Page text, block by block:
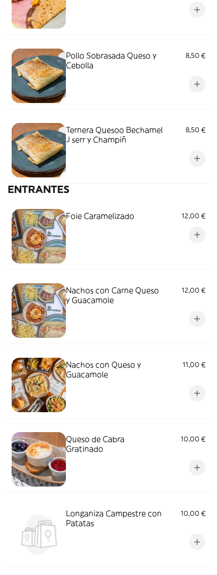
Pollo Sobrasada Queso y
Cebolla
8,50 €
Ternera Quesoo Bechamel
J serr y Champiñ
8,50 €
ENTRANTES
Foie Caramelizado 12,00 €
Nachos con Carne Queso
y Guacamole
12,00 €
Nachos con Queso y
Guacamole
11,00 €
Queso de Cabra
Gratinado
10,00 €
Longaniza Campestre con
Patatas
10,00 €